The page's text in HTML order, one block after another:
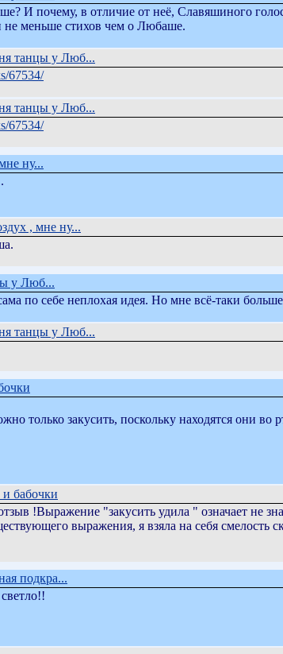
И почему, в отличие от неё, Славяшиного
не меньше стихов чем о Любаше.
танцы у Люб...
67534/
танцы у Люб...
67534/
ну...
, мне ну...
у Люб...
по себе неплохая идея. Но мне всё-таки
танцы у Люб...
только закусить, поскольку находятся они
бабочки
!Выражение "закусить удила " означает не
выражения, я взяла на себя смелость
подкра...